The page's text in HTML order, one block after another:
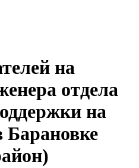
на
отдела
на